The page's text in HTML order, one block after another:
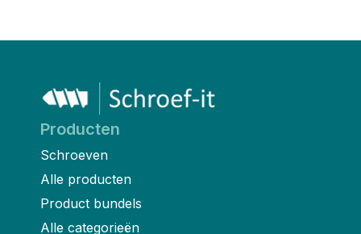
Producten
Schroeven
Alle producten
Product bundels
Alle categorieën